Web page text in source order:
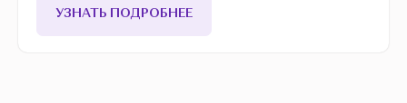
УЗНАТЬ ПОДРОБНЕЕ